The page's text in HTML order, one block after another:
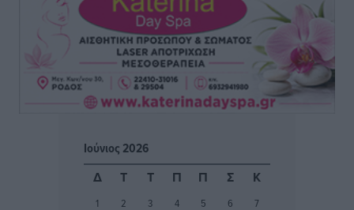
Αθλητικά πριν 13 ώρες
Ατρόμητος Διμυλιάς: Ο Μαργαρίτης και μία
αδιαπραγμάτευτη φιλοσοφία
Αθλητικά• πριν 13 ώρες
Παπαεμμανουήλ
πριν 14 ώρες
Ιούνιος 2026
Δ
Τ Τ Π Π Σ Κ
1 2 3 4 5 6 7